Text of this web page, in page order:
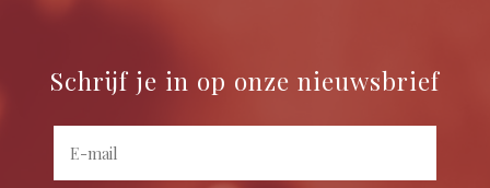
Schrijf je in op onze nieuwsbrief